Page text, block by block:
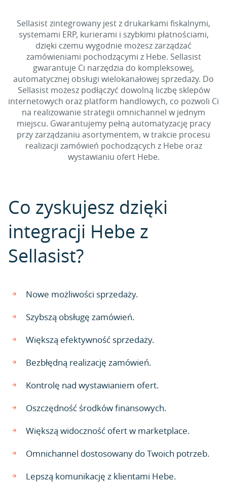
Sellasist zintegrowany jest z drukarkami fiskalnymi,
systemami ERP, kurierami i szybkimi płatnościami,
dzięki czemu wygodnie możesz zarządzać
zamówieniami pochodzącymi z Hebe. Sellasist
gwarantuje Ci narzędzia do kompleksowej,
automatycznej obsługi wielokanałowej sprzedaży. Do
Sellasist możesz podłączyć dowolną liczbę sklepów
internetowych oraz platform handlowych, co pozwoli Ci
na realizowanie strategii omnichannel w jednym
miejscu. Gwarantujemy pełną automatyzację pracy
przy zarządzaniu asortymentem, w trakcie procesu
realizacji zamówień pochodzących z Hebe oraz
wystawianiu ofert Hebe.
Co zyskujesz dzięki
integracji Hebe z
Sellasist?
Nowe możliwości sprzedaży.
Szybszą obsługę zamówień.
Większą efektywność sprzedaży.
Bezbłędną realizację zamówień.
Kontrolę nad wystawianiem ofert.
Oszczędność środków finansowych.
Większą widoczność ofert w marketplace.
Omnichannel dostosowany do Twoich potrzeb.
Lepszą komunikację z klientami Hebe.